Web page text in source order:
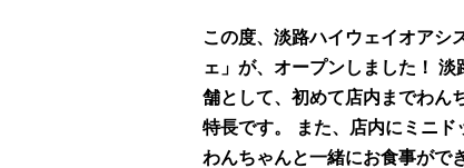
この度、淡路ハイウェイオアシ
ェ」が、オープンしました！
舗として、初めて店内までわん
特長です。 また、店内にミニド
わんちゃんと一緒にお食事がで